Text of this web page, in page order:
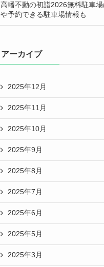
高幡不動の初詣2026無料駐車
や予約できる駐車場情報も
アーカイブ
2025年12月
2025年11月
2025年10月
2025年9月
2025年8月
2025年7月
2025年6月
2025年5月
2025年3月